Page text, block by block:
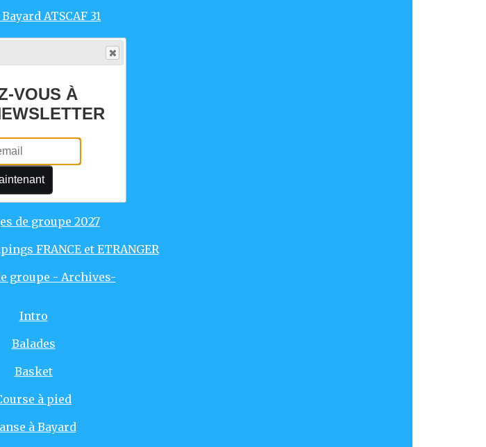
ATSCAF 31
d'activités
Intro
individuels
de groupe 2025
de groupe 2026
de groupe 2027
FRANCE et ETRANGER
groupe - Archives-
Intro
Balades
Basket
à pied
à Bayard
VOUS À